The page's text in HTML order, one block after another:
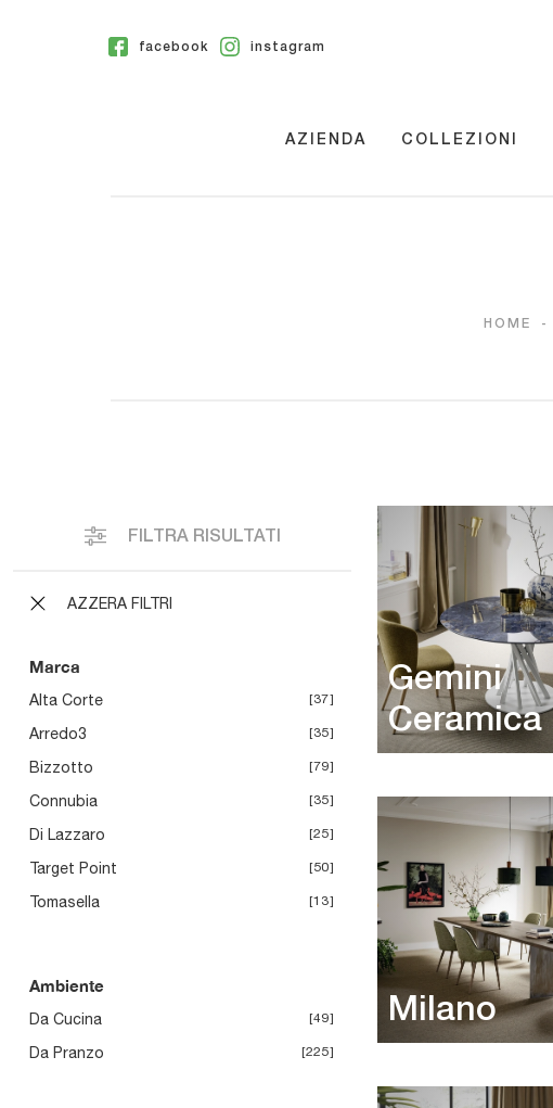
facebook instagram
AZIENDA COLLEZIONI
HOME -
FILTRA RISULTATI
AZZERA FILTRI
Marca
Alta Corte 37
Arredo3 35
Bizzotto 79
Connubia 35
Di Lazzaro 25
Target Point 50
Tomasella 13
Ambiente
Da Cucina 49
Da Pranzo 225
Gemini
Ceramica
Milano